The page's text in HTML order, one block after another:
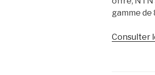
gamme de
Consulter